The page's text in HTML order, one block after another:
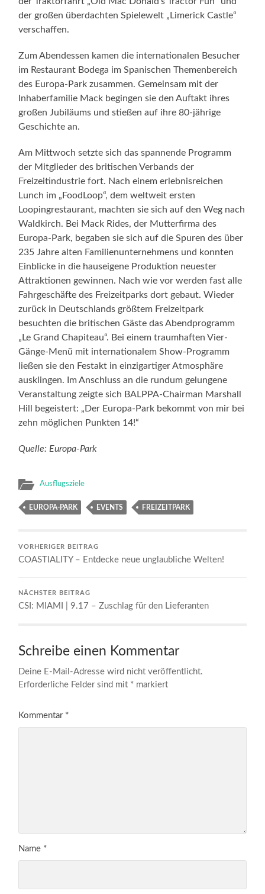
der großen überdachten Spielewelt „Limerick Castle“
verschaffen.
Zum Abendessen kamen die internationalen Besucher
im Restaurant Bodega im Spanischen Themenbereich
des Europa-Park zusammen. Gemeinsam mit der
Inhaberfamilie Mack begingen sie den Auftakt ihres
großen Jubiläums und stießen auf ihre 80-jährige
Geschichte an.
Am Mittwoch setzte sich das spannende Programm
der Mitglieder des britischen Verbands der
Freizeitindustrie fort. Nach einem erlebnisreichen
Lunch im „FoodLoop“, dem weltweit ersten
Loopingrestaurant, machten sie sich auf den Weg nach
Waldkirch. Bei Mack Rides, der Mutterfirma des
Europa-Park, begaben sie sich auf die Spuren des über
235 Jahre alten Familienunternehmens und konnten
Einblicke in die hauseigene Produktion neuester
Attraktionen gewinnen. Nach wie vor werden fast alle
Fahrgeschäfte des Freizeitparks dort gebaut. Wieder
zurück in Deutschlands größtem Freizeitpark
besuchten die britischen Gäste das Abendprogramm
„Le Grand Chapiteau“. Bei einem traumhaften Vier-
Gänge-Menü mit internationalem Show-Programm
ließen sie den Festakt in einzigartiger Atmosphäre
ausklingen. Im Anschluss an die rundum gelungene
Veranstaltung zeigte sich BALPPA-Chairman Marshall
Hill begeistert: „Der Europa-Park bekommt von mir bei
zehn möglichen Punkten 14!“
Quelle: Europa-Park
Ausflugsziele
EUROPA-PARK EVENTS FREIZEITPARK
VORHERIGER BEITRAG
COASTIALITY – Entdecke neue unglaubliche Welten!
NÄCHSTER BEITRAG
CSI: MIAMI | 9.17 – Zuschlag für den Lieferanten
Schreibe einen Kommentar
Deine E-Mail-Adresse wird nicht veröffentlicht.
Erforderliche Felder sind mit * markiert
Kommentar *
Name *